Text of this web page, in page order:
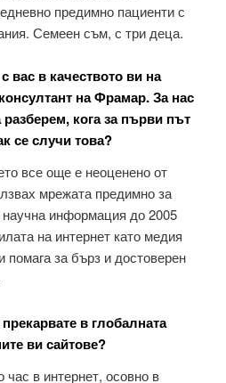
предимно пациенти с
Семеен съм, с три деца.
вас в качеството ви на
на Фрамар. За нас
кога за първи път
се случи това?
все още е неоценено от
мрежата предимно за
информация до 2005
на интернет като медия
за бърз и достоверен
в глобалната
ви сайтове?
час в интернет, осовно в